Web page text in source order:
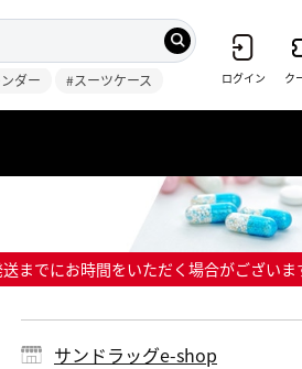
ダー #スーツケース ログイン ク
でにお時間をいただく場合がございま
サンドラッグe-shop